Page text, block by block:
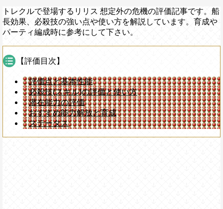
トレクルで登場するリリス 想定外の危機の評価記事です。船
長効果、必殺技の強い点や使い方を解説しています。育成や
パーティ編成時に参考にして下さい。
【評価目次】
評価点と基本性能
必殺技(スキル)の評価と使い方
潜在能力の評価
おすすめ能力解放と育成
ステータス